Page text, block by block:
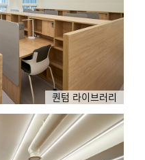
퀀텀 라이브러리